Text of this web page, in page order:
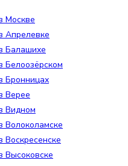
Москве
Апрелевке
Балашихе
Белоозёрском
Бронницах
Верее
Видном
Волоколамске
Воскресенске
Высоковске